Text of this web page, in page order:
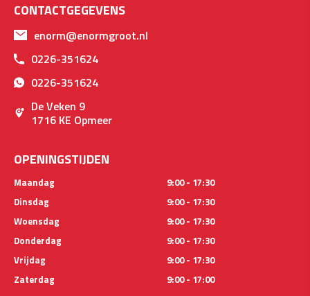
CONTACTGEGEVENS
enorm@enormgroot.nl
0226-351624
0226-351624
De Veken 9
1716 KE Opmeer
OPENINGSTIJDEN
Maandag
9:00 - 17:30
Dinsdag
9:00 - 17:30
Woensdag
9:00 - 17:30
Donderdag
9:00 - 17:30
Vrijdag
9:00 - 17:30
Zaterdag
9:00 - 17:00